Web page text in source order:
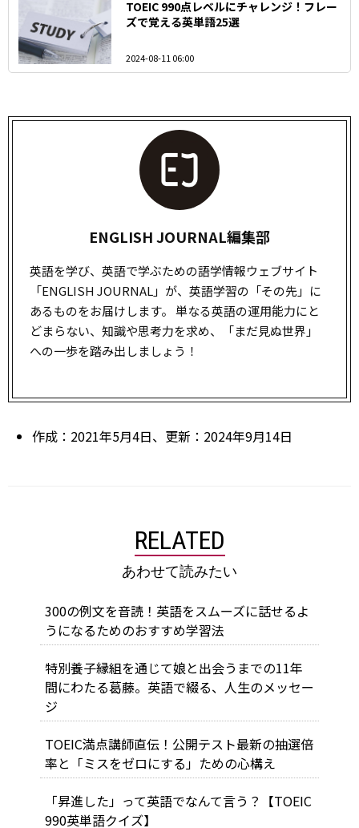
TOEIC 990点レベルにチャレンジ！フレー
ズで覚える英単語25選
2024-08-11 06:00
ENGLISH JOURNAL編集部
英語を学び、英語で学ぶための語学情報ウェブサイト
「ENGLISH JOURNAL」が、英語学習の「その先」に
あるものをお届けします。 単なる英語の運用能力にと
どまらない、知識や思考力を求め、「まだ見ぬ世界」
への一歩を踏み出しましょう！
作成：2021年5月4日、更新：2024年9月14日
RELATED
あわせて読みたい
300の例文を音読！英語をスムーズに話せるよ
うになるためのおすすめ学習法
特別養子縁組を通じて娘と出会うまでの11年
間にわたる葛藤。英語で綴る、人生のメッセー
ジ
TOEIC満点講師直伝！公開テスト最新の抽選倍
率と「ミスをゼロにする」ための心構え
「昇進した」って英語でなんて言う？【TOEIC
990英単語クイズ】